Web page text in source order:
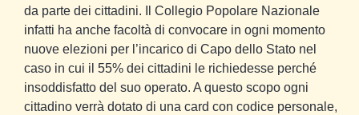
da parte dei cittadini.
Il Collegio Popolare Nazionale
infatti ha anche facoltà di convocare in ogni momento
nuove elezioni per l’incarico di Capo dello Stato nel
caso in cui il 55% dei cittadini le richiedesse perché
insoddisfatto del suo operato. A questo scopo ogni
cittadino verrà dotato di una card con codice personale,